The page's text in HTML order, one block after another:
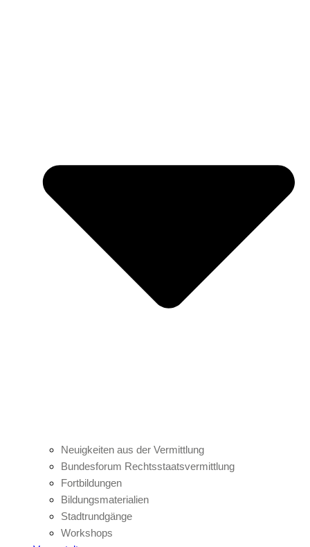
Neuigkeiten aus der Vermittlung
Bundesforum Rechtsstaatsvermittlung
Fortbildungen
Bildungsmaterialien
Stadtrundgänge
Workshops